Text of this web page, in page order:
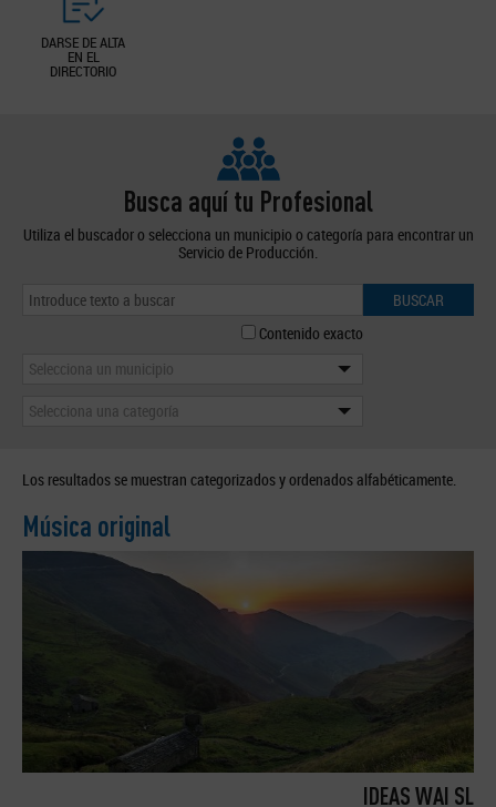
DARSE DE ALTA
EN EL
DIRECTORIO
Busca aquí tu Profesional
Utiliza el buscador o selecciona un municipio o categoría para encontrar un
Servicio de Producción.
BUSCAR
Contenido exacto
Selecciona un municipio
Selecciona una categoría
Los resultados se muestran categorizados y ordenados alfabéticamente.
Música original
IDEAS WAI SL